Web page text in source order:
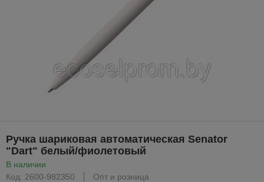
Ручка шариковая автоматическая Senator
"Dart" белый/фиолетовый
В наличии
Код: 2600-982350
Опт и розница